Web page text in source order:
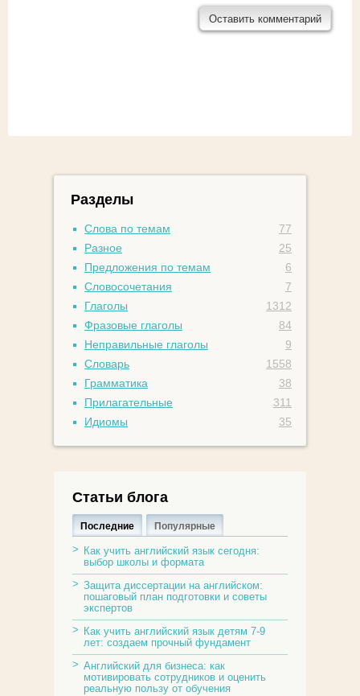
Разделы
Слова по темам
77
Разное
25
Предложения по темам
6
Словосочетания
7
Глаголы
1312
Фразовые глаголы
84
Неправильные глаголы
9
Словарь
1558
Грамматика
38
Прилагательные
311
Идиомы
35
Статьи блога
Последние Популярные
Как учить английский язык сегодня:
выбор школы и формата
Защита диссертации на английском:
пошаговый план подготовки и советы
экспертов
Как учить английский язык детям 7-9
лет: создаем прочный фундамент
Английский для бизнеса: как
мотивировать сотрудников и оценить
реальную пользу от обучения